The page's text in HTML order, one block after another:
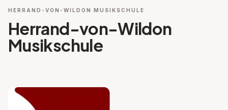
HERRAND-VON-WILDON MUSIKSCHULE
Herrand-von-Wildon
Musikschule